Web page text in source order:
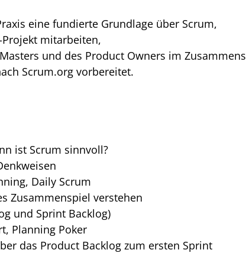
eine fundierte Grundlage über Scrum,
mitarbeiten,
und des Product Owners im
Scrum.org vorbereitet.
ist Scrum sinnvoll?
Daily Scrum
Zusammenspiel verstehen
und Sprint Backlog)
Planning Poker
das Product Backlog zum ersten Sprint